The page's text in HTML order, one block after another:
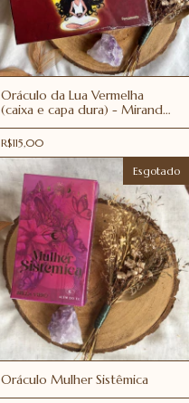
Oráculo da Lua Vermelha
(caixa e capa dura) - Miranda
Gray
R$115,00
Esgotado
Oráculo Mulher Sistêmica